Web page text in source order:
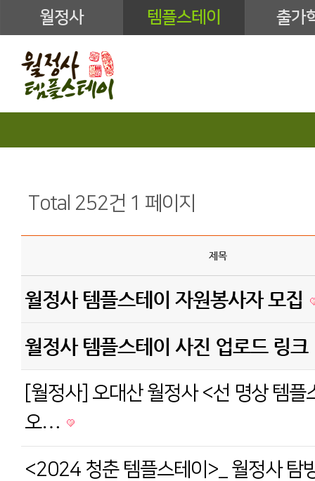
월정사 템플스테이 출가
Total 252건 1 페이지
제목
월정사 템플스테이 자원봉사자 모집
월정사 템플스테이 사진 업로드 링크
[월정사] 오대산 월정사 <선 명상 템플
오…
<2024 청춘 템플스테이>_ 월정사 탐